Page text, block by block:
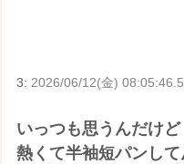
3: 2026/06/12(金)
いっつも思うんだけど
熱くて半袖短パンして